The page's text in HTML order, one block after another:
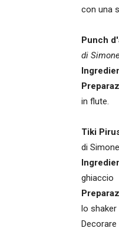
con una
Punch
di
in flute.
Tiki
di
ghiaccio
lo